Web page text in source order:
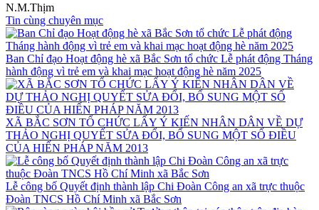
N.M.Thịm
Tin cùng chuyên mục
Ban Chỉ đạo Hoạt động hè xã Bắc Sơn tổ chức Lễ phát động Tháng
hành động vì trẻ em và khai mạc hoạt động hè năm 2025
XÃ BẮC SƠN TỔ CHỨC LẤY Ý KIẾN NHÂN DÂN VỀ DỰ
THẢO NGHỊ QUYẾT SỬA ĐỔI, BỔ SUNG MỘT SỐ ĐIỀU
CỦA HIẾN PHÁP NĂM 2013
Lễ công bố Quyết định thành lập Chi Đoàn Công an xã trực thuộc
Đoàn TNCS Hồ Chí Minh xã Bắc Sơn